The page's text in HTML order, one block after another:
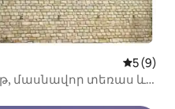
Միջին
5 (9)
մասնավոր տեռաս և